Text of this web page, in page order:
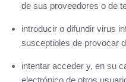
de sus proveedores o de
introducir o difundir virus
susceptibles de provocar
intentar acceder y, en su